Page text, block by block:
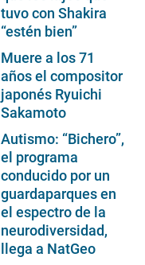
tuvo con Shakira
“estén bien”
Muere a los 71
años el compositor
japonés Ryuichi
Sakamoto
Autismo: “Bichero”,
el programa
conducido por un
guardaparques en
el espectro de la
neurodiversidad,
llega a NatGeo